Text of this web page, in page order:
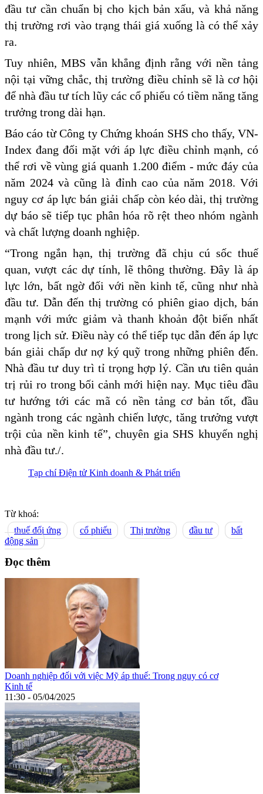
đầu tư cần chuẩn bị cho kịch bản xấu, và khả năng
thị trường rơi vào trạng thái giá xuống là có thể xảy
ra.
Tuy nhiên, MBS vẫn khẳng định rằng với nền tảng
nội tại vững chắc, thị trường điều chỉnh sẽ là cơ hội
để nhà đầu tư tích lũy các cổ phiếu có tiềm năng tăng
trưởng trong dài hạn.
Báo cáo từ Công ty Chứng khoán SHS cho thấy, VN-
Index đang đối mặt với áp lực điều chỉnh mạnh, có
thể rơi về vùng giá quanh 1.200 điểm - mức đáy của
năm 2024 và cũng là đỉnh cao của năm 2018. Với
nguy cơ áp lực bán giải chấp còn kéo dài, thị trường
dự báo sẽ tiếp tục phân hóa rõ rệt theo nhóm ngành
và chất lượng doanh nghiệp.
“Trong ngắn hạn, thị trường đã chịu cú sốc thuế
quan, vượt các dự tính, lẽ thông thường. Đây là áp
lực lớn, bất ngờ đối với nền kinh tế, cũng như nhà
đầu tư. Dẫn đến thị trường có phiên giao dịch, bán
mạnh với mức giảm và thanh khoản đột biến nhất
trong lịch sử. Điều này có thể tiếp tục dẫn đến áp lực
bán giải chấp dư nợ ký quỹ trong những phiên đến.
Nhà đầu tư duy trì tỉ trọng hợp lý. Cần ưu tiên quản
trị rủi ro trong bối cảnh mới hiện nay. Mục tiêu đầu
tư hướng tới các mã có nền tảng cơ bản tốt, đầu
ngành trong các ngành chiến lược, tăng trưởng vượt
trội của nền kinh tế”, chuyên gia SHS khuyến nghị
nhà đầu tư./.
Tạp chí Điện tử Kinh doanh & Phát triển
Từ khoá:
thuế đối ứng
cổ phiếu Thị trường đầu tư
bất
động sản
Đọc thêm
Doanh nghiệp đối với việc Mỹ áp thuế: Trong nguy có cơ
Kinh tế
11:30 - 05/04/2025